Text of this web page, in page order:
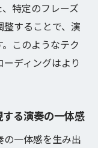
特定のフレーズ
することで、演
このようなテク
ディングはより
る演奏の一体感
一体感を生み出